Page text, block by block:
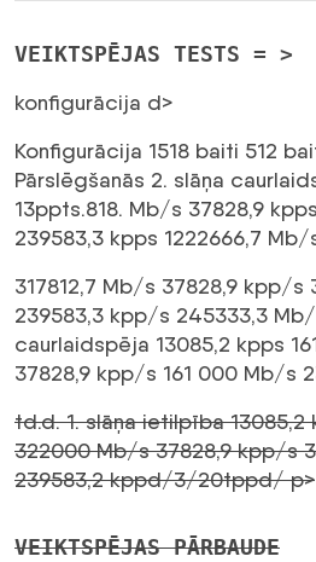
VEIKTSPĒJAS TESTS = >
konfigurācija d>
Konfigurācija 1518 baiti 512
Pārslēgšanās 2. slāņa
13ppts.818. Mb/s 37828,9
239583,3 kpps 1222666,7
317812,7 Mb/s 37828,9 kpp/s
239583,3 kpp/s 245333,3
caurlaidspēja 13085,2 kpps
37828,9 kpp/s 161 000 Mb/s
td.d. 1. slāņa ietilpība 13085,2
322000 Mb/s 37828,9 kpp/s
239583,2 kppd/3/20tppd/ p>
VEIKTSPĒJAS PĀRBAUDE